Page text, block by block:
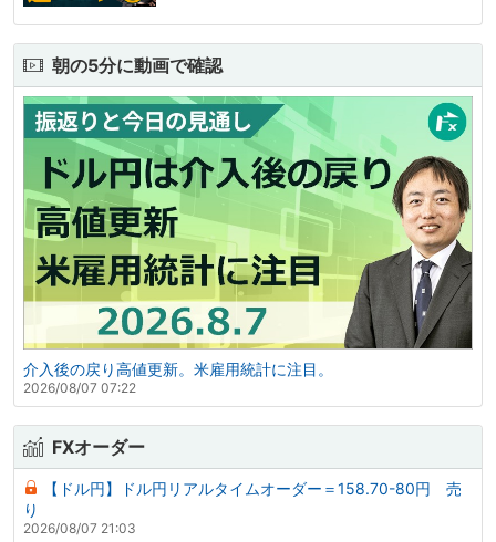
朝の5分に動画で確認
介入後の戻り高値更新。米雇用統計に注目。
2026/08/07 07:22
FXオーダー
【ドル円】ドル円リアルタイムオーダー＝158.70-80円 売
り
2026/08/07 21:03